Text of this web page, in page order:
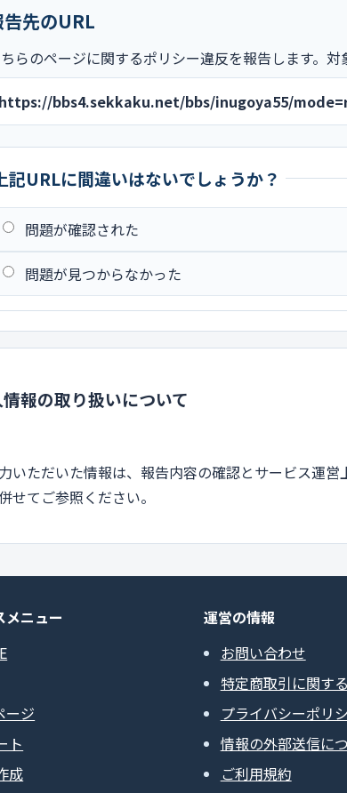
先のURL
らのページに関するポリシー違反を報告します。
https://bbs4.sekkaku.net/bbs/inugoya55/
記URLに間違いはないでしょうか？
問題が確認された
問題が見つからなかった
報の取り扱いについて
いただいた情報は、報告内容の確認とサービス運
せてご参照ください。
メニュー
ージ
ト
成
運営の情報
お問い合わせ
特定商取引に関す
プライバシーポリ
情報の外部送信に
ご利用規約